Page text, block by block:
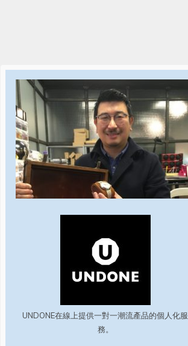
UNDONE在線上提供一對一潮流產品的個人化服
務。